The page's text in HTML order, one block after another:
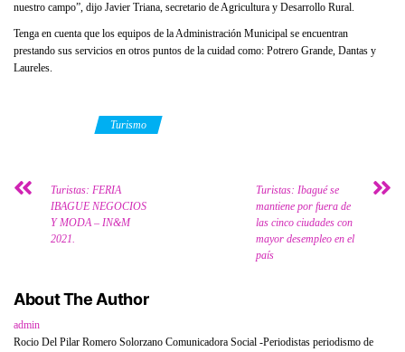
nuestro campo”, dijo Javier Triana, secretario de Agricultura y Desarrollo Rural.
Tenga en cuenta que los equipos de la Administración Municipal se encuentran
prestando sus servicios en otros puntos de la cuidad como: Potrero Grande, Dantas y
Laureles.
Turismo
Turistas: FERIA
IBAGUE NEGOCIOS
Y MODA – IN&M
2021.
Turistas: Ibagué se
mantiene por fuera de
las cinco ciudades con
mayor desempleo en el
país
About The Author
admin
Rocio Del Pilar Romero Solorzano Comunicadora Social -Periodistas periodismo de